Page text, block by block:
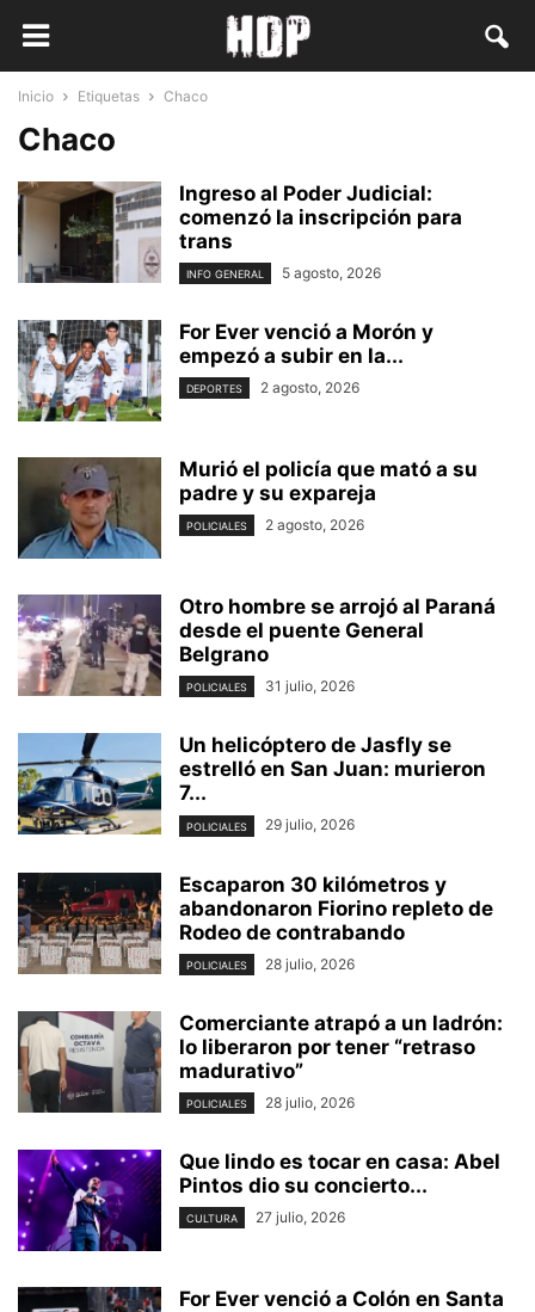
Inicio Etiquetas Chaco
Chaco
Ingreso al Poder Judicial:
comenzó la inscripción para
trans
INFO GENERAL 5 agosto, 2026
For Ever venció a Morón y
empezó a subir en la...
DEPORTES 2 agosto, 2026
Murió el policía que mató a su
padre y su expareja
POLICIALES 2 agosto, 2026
Otro hombre se arrojó al Paraná
desde el puente General
Belgrano
POLICIALES 31 julio, 2026
Un helicóptero de Jasfly se
estrelló en San Juan: murieron
7...
POLICIALES 29 julio, 2026
Escaparon 30 kilómetros y
abandonaron Fiorino repleto de
Rodeo de contrabando
POLICIALES 28 julio, 2026
Comerciante atrapó a un ladrón:
lo liberaron por tener “retraso
madurativo”
POLICIALES 28 julio, 2026
Que lindo es tocar en casa: Abel
Pintos dio su concierto...
CULTURA 27 julio, 2026
For Ever venció a Colón en Santa